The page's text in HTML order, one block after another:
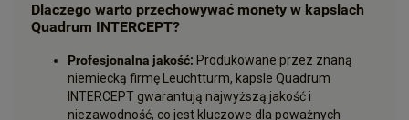
Dlaczego warto przechowywać monety w kapslach
Quadrum INTERCEPT?
Profesjonalna jakość: Produkowane przez znaną
niemiecką firmę Leuchtturm, kapsle Quadrum
INTERCEPT gwarantują najwyższą jakość i
niezawodność, co jest kluczowe dla poważnych